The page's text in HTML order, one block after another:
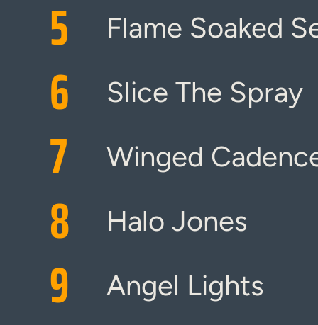
5 Flame Soaked
6 Slice The Spray
7 Winged
8 Halo Jones
9 Angel Lights